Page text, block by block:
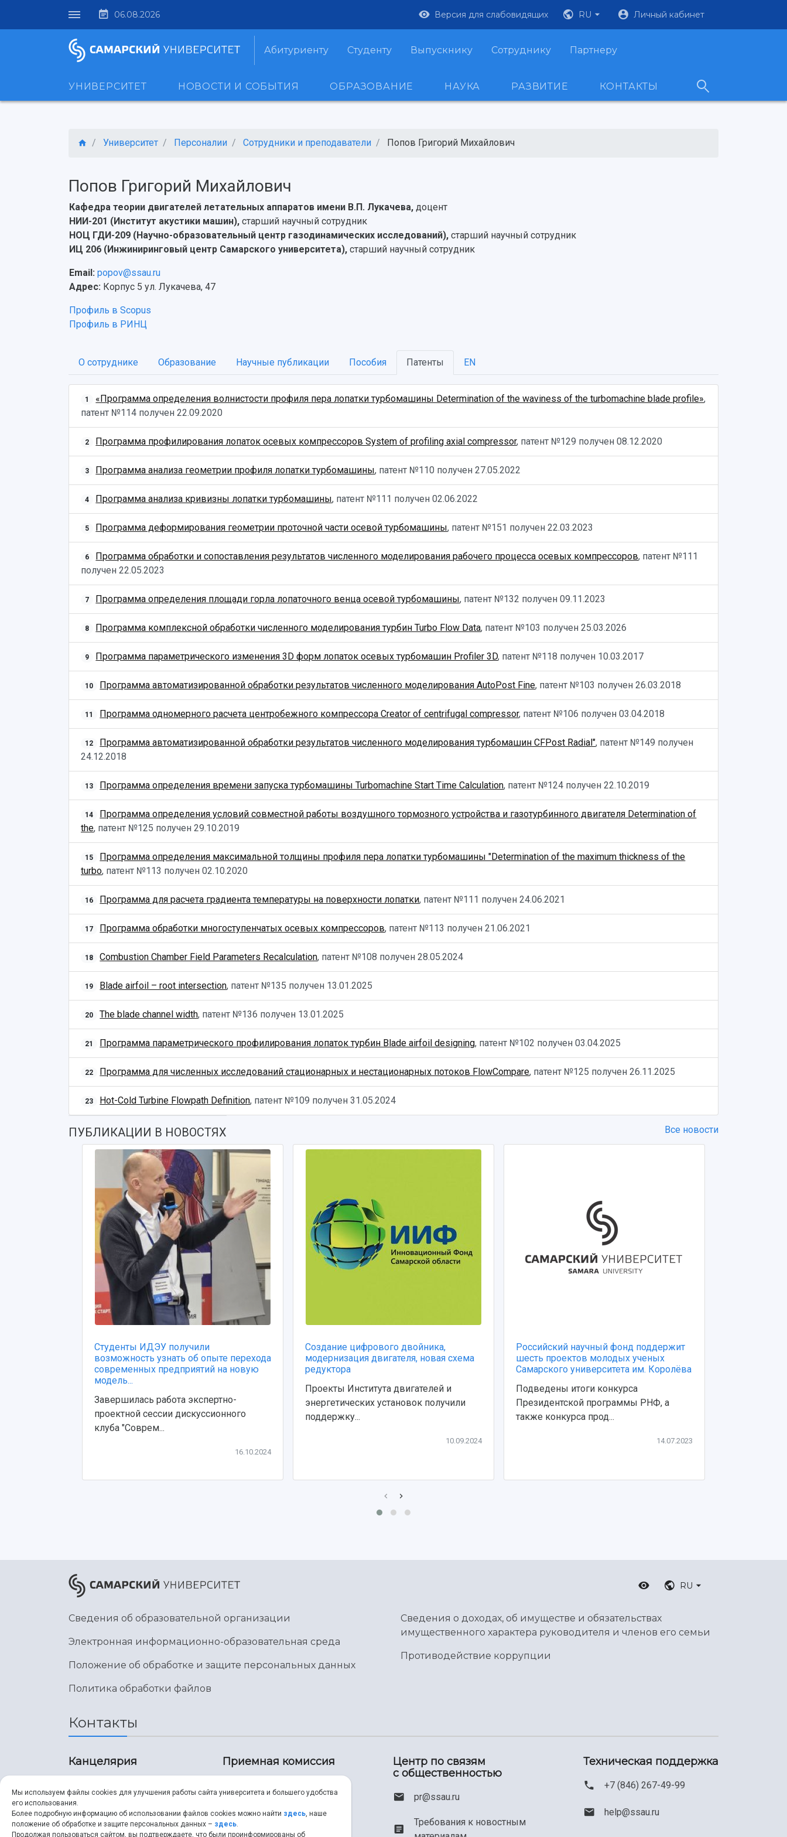
06.08.2026 Версия для слабовидящих RU Личный кабинет
Абитуриенту Студенту Выпускнику Сотруднику Партнеру
УНИВЕРСИТЕТ НОВОСТИ И СОБЫТИЯ ОБРАЗОВАНИЕ НАУКА РАЗВИТИЕ КОНТАКТЫ
Университет Персоналии Сотрудники и преподаватели Попов Григорий Михайлович
Попов Григорий Михайлович
Кафедра теории двигателей летательных аппаратов имени В.П. Лукачева, доцент
НИИ-201 (Институт акустики машин), старший научный сотрудник
НОЦ ГДИ-209 (Научно-образовательный центр газодинамических исследований), старший научный сотрудник
ИЦ 206 (Инжиниринговый центр Самарского университета), старший научный сотрудник
Email: popov@ssau.ru
Адрес: Корпус 5 ул. Лукачева, 47
Профиль в Scopus
Профиль в РИНЦ
О сотруднике Образование Научные публикации Пособия Патенты EN
1 «Программа определения волнистости профиля пера лопатки турбомашины Determination of the waviness of the turbomachine blade profile»,
патент №114 получен 22.09.2020
2 Программа профилирования лопаток осевых компрессоров System of profiling axial compressor, патент №129 получен08.12.2020
3 Программа анализа геометрии профиля лопатки турбомашины, патент №110 получен27.05.2022
4 Программа анализа кривизны лопатки турбомашины, патент №111 получен02.06.2022
5 Программа деформирования геометрии проточной части осевой турбомашины, патент №151 получен22.03.2023
6 Программа обработки и сопоставления результатов численного моделирования рабочего процесса осевых компрессоров, патент №111
получен 22.05.2023
7 Программа определения площади горла лопаточного венца осевой турбомашины, патент №132 получен09.11.2023
8 Программа комплексной обработки численного моделирования турбин Turbo Flow Data, патент №103 получен25.03.2026
9 Программа параметрического изменения 3D форм лопаток осевых турбомашин Profiler 3D, патент №118 получен 10.03.2017
10 Программа автоматизированной обработки результатов численного моделирования AutoPost Fine, патент №103 получен26.03.2018
11 Программа одномерного расчета центробежного компрессора Creator of centrifugal compressor, патент №106 получен03.04.2018
12 Программа автоматизированной обработки результатов численного моделирования турбомашин CFPost Radial", патент №149 получен
24.12.2018
13 Программа определения времени запуска турбомашины Turbomachine Start Time Calculation, патент №124 получен22.10.2019
14
Программа определения условий совместной работы воздушного тормозного устройства и газотурбинного двигателя Determination of
the, патент №125 получен 29.10.2019
15
Программа определения максимальной толщины профиля пера лопатки турбомашины "Determination of the maximum thickness of the
turbo, патент №113 получен 02.10.2020
16 Программа для расчета градиента температуры на поверхности лопатки, патент №111 получен24.06.2021
17 Программа обработки многоступенчатых осевых компрессоров, патент №113 получен21.06.2021
18 Combustion Chamber Field Parameters Recalculation, патент №108 получен28.05.2024
19 Blade airfoil – root intersection, патент №135 получен 13.01.2025
20 The blade channel width, патент №136 получен 13.01.2025
21 Программа параметрического профилирования лопаток турбин Blade airfoil designing, патент №102 получен03.04.2025
22 Программа для численных исследований стационарных и нестационарных потоков FlowCompare, патент №125 получен26.11.2025
23 Hot-Cold Turbine Flowpath Definition, патент №109 получен31.05.2024
ПУБЛИКАЦИИ В НОВОСТЯХ Все новости
Студенты ИДЭУ получили
возможность узнать об опыте перехода
современных предприятий на новую
модель...
Завершилась работа экспертно-
проектной сессии дискуссионного
клуба "Соврем...
16.10.2024
Создание цифрового двойника,
модернизация двигателя, новая схема
редуктора
Проекты Института двигателей и
энергетических установок получили
поддержку...
10.09.2024
Российский научный фонд поддержит
шесть проектов молодых ученых
Самарского университета им. Королёва
Подведены итоги конкурса
Президентской программы РНФ, а
также конкурса прод...
14.07.2023
RU
Сведения об образовательной организации
Электронная информационно-образовательная среда
Положение об обработке и защите персональных данных
Политика обработки файлов
Сведения о доходах, об имуществе и обязательствах
имущественного характера руководителя и членов его семьи
Противодействие коррупции
Контакты
Канцелярия
8 (846) 267-43-70
Приемная комиссия
8 (846) 267-48-67
Центр по связям
с общественностью
pr@ssau.ru
Требования к новостным
Техническая поддержка
+7 (846) 267-49-99
help@ssau.ru
Мы используем файлы cookies для улучшения работы сайта университета и большего удобства
его использования.
Более подробную информацию об использовании файлов cookies можно найти здесь, наше
положение об обработке и защите персональных данных – здесь.
Продолжая пользоваться сайтом, вы подтверждаете, что были проинформированы об